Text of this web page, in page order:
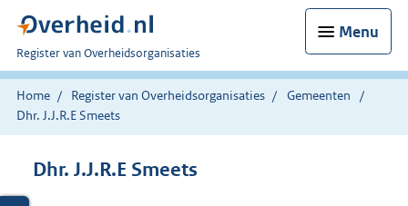
Menu
U
bent
nu
hier:
Register van Overheidsorganisaties
Home Register van Overheidsorganisaties
Gemeenten
Dhr. J.J.R.E Smeets
Dhr. J.J.R.E Smeets